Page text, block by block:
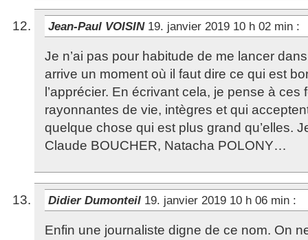
Jean-Paul VOISIN 19. janvier 2019 10 h 02 min :
Je n’ai pas pour habitude de me lancer
arrive un moment où il faut dire ce qui est
l’apprécier. En écrivant cela, je pense à ces
rayonnantes de vie, intègres et qui
quelque chose qui est plus grand qu’elles.
Claude BOUCHER, Natacha POLONY…
Didier Dumonteil 19. janvier 2019 10 h 06 min :
Enfin une journaliste digne de ce nom. On